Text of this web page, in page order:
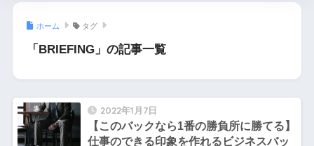
ホーム タグ
「BRIEFING」の記事一覧
2022年1月7日
【このバックなら1番の勝負所に勝てる】
仕事のできる印象を作れるビジネスバッ